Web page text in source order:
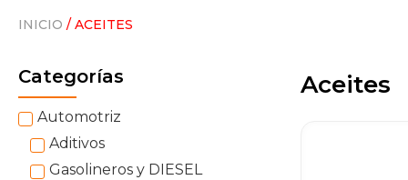
INICIO / ACEITES
Categorías
Automotriz
Aditivos
Gasolineros y DIESEL
Aceites